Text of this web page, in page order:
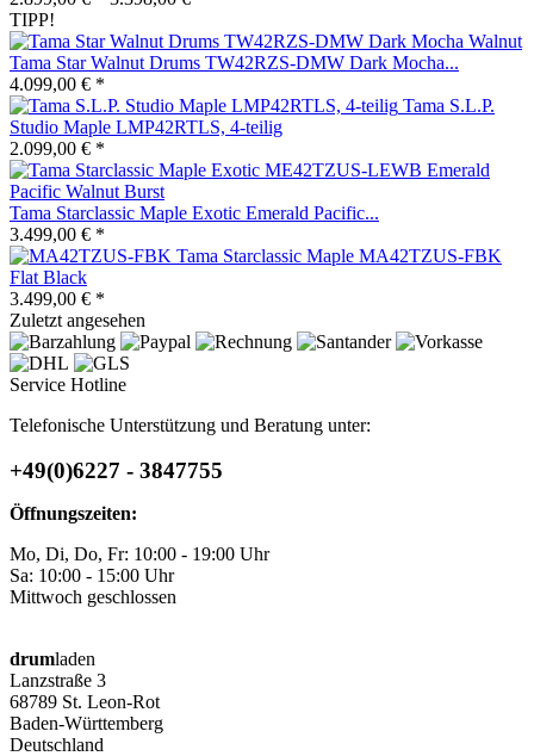
TIPP!
Tama Star Walnut Drums TW42RZS-DMW Dark Mocha...
4.099,00 € *
Tama S.L.P.
Studio Maple LMP42RTLS, 4-teilig
2.099,00 € *
Tama Starclassic Maple Exotic Emerald Pacific...
3.499,00 € *
Tama Starclassic Maple MA42TZUS-FBK
Flat Black
3.499,00 € *
Zuletzt angesehen
Service Hotline
Telefonische Unterstützung und Beratung unter:
+49(0)6227 - 3847755
Öffnungszeiten:
Mo, Di, Do, Fr: 10:00 - 19:00 Uhr
Sa: 10:00 - 15:00 Uhr
Mittwoch geschlossen
drumladen
Lanzstraße 3
68789 St. Leon-Rot
Baden-Württemberg
Deutschland